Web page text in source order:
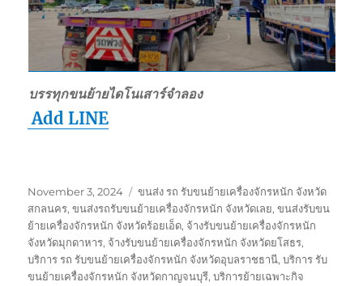
บรรทุกขนย้ายไดโนเสาร์จำลอง
Add LINE
Posted
on
November 3, 2024 Tags
ขนส่ง รถ รับขนย้ายเครื่องจักรหนัก จังหวัด
สกลนคร,ขนส่งรถรับขนย้ายเครื่องจักรหนัก จังหวัดเลย,ขนส่งรับขน
ย้ายเครื่องจักรหนัก จังหวัดร้อยเอ็ด, จ้างรับขนย้ายเครื่องจักรหนัก
จังหวัดมุกดาหาร, จ้างรับขนย้ายเครื่องจักรหนัก จังหวัดยโสธร,
บริการ รถ รับขนย้ายเครื่องจักรหนัก จังหวัดอุบลราชธานี,บริการ รับ
ขนย้ายเครื่องจักรหนัก จังหวัดกาญจนบุรี,บริการย้ายเฉพาะกิจ